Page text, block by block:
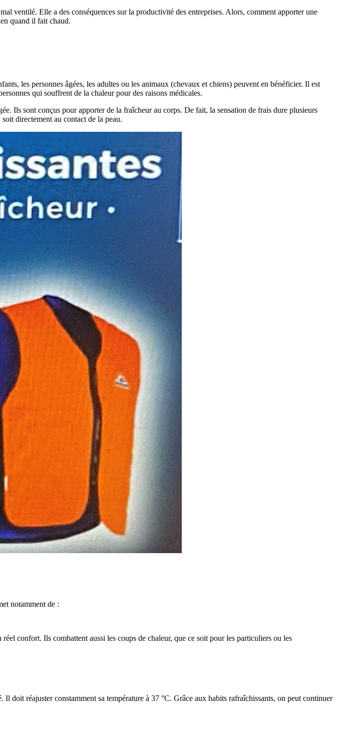
ventilé. Elle a des conséquences sur la productivité des entreprises. Alors, comment apporter une
quand il fait chaud.
les personnes âgées, les adultes ou les animaux (chevaux et chiens) peuvent en bénéficier. Il est
qui souffrent de la chaleur pour des raisons médicales.
Ils sont conçus pour apporter de la fraîcheur au corps. De fait, la sensation de frais dure plusieurs
directement au contact de la peau.
notamment de :
confort. Ils combattent aussi les coups de chaleur, que ce soit pour les particuliers ou les
réajuster constamment sa température à 37 °C. Grâce aux habits rafraîchissants, on peut continuer